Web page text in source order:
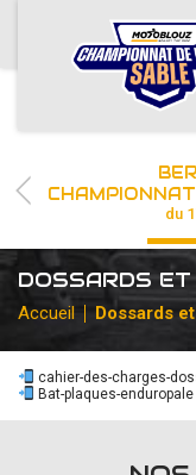
ACCUEIL
ACTUS
RÉSULTATS
PHOTOS /
CHAMPIONNAT
du
DOSSARDS
Accueil Dossards
cahier-des-charges-
Bat-plaques-